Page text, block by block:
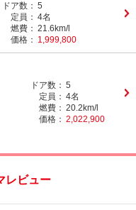
ドア数： 5
定員： 4名
燃費： 21.6km/l
価格： 1,999,800
ドア数： 5
定員： 4名
燃費： 20.2km/l
価格： 2,022,900
レビュー